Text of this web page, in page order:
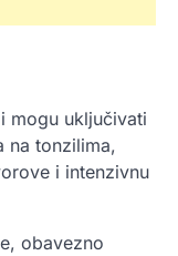
mogu uključivati
na tonzilima,
i intenzivnu
obavezno